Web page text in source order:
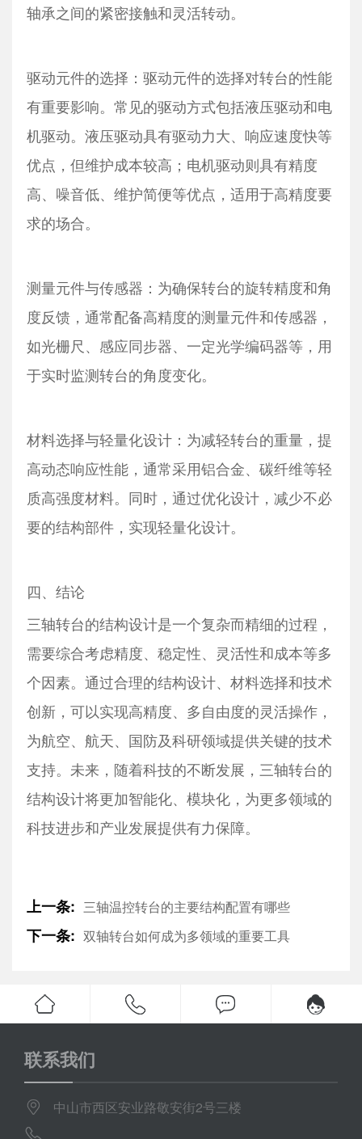
轴承之间的紧密接触和灵活转动。
驱动元件的选择：驱动元件的选择对转台的性能
有重要影响。常见的驱动方式包括液压驱动和电
机驱动。液压驱动具有驱动力大、响应速度快等
优点，但维护成本较高；电机驱动则具有精度
高、噪音低、维护简便等优点，适用于高精度要
求的场合。
测量元件与传感器：为确保转台的旋转精度和角
度反馈，通常配备高精度的测量元件和传感器，
如光栅尺、感应同步器、一定光学编码器等，用
于实时监测转台的角度变化。
材料选择与轻量化设计：为减轻转台的重量，提
高动态响应性能，通常采用铝合金、碳纤维等轻
质高强度材料。同时，通过优化设计，减少不必
要的结构部件，实现轻量化设计。
四、结论
三轴转台的结构设计是一个复杂而精细的过程，
需要综合考虑精度、稳定性、灵活性和成本等多
个因素。通过合理的结构设计、材料选择和技术
创新，可以实现高精度、多自由度的灵活操作，
为航空、航天、国防及科研领域提供关键的技术
支持。未来，随着科技的不断发展，三轴转台的
结构设计将更加智能化、模块化，为更多领域的
科技进步和产业发展提供有力保障。
上一条: 三轴温控转台的主要结构配置有哪些
下一条: 双轴转台如何成为多领域的重要工具
联系我们
中山市西区安业路敬安街2号三楼